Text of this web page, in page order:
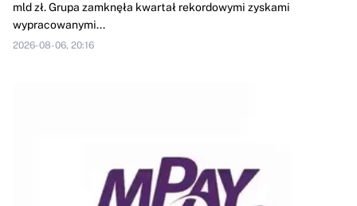
mld zł. Grupa zamknęła kwartał rekordowymi zyskami
wypracowanymi...
2026-08-06, 20:16